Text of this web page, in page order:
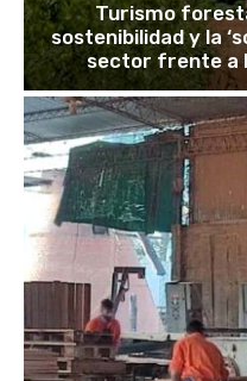
Turismo
sostenibilidad y la
sector frente a